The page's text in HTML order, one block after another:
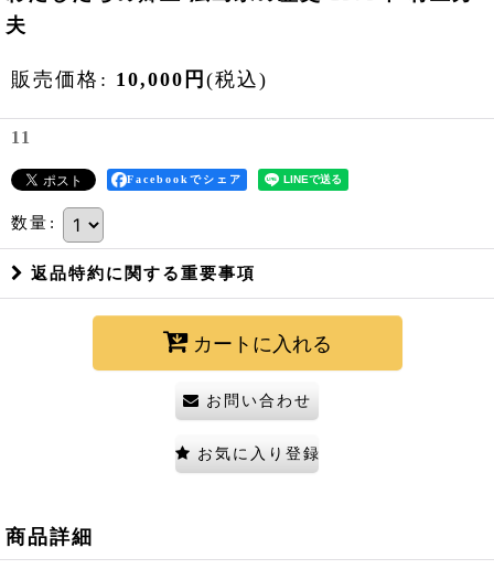
夫
販売価格 : 10,000 円 (税込)
11
Facebookでシェア
数量 :
返品特約に関する重要事項
カートに入れる
お問い合わせ
お気に入り登録
商品詳細